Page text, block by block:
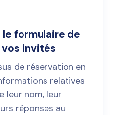
formulaire de
invités
de réservation en
relatives
leur nom, leur
réponses au